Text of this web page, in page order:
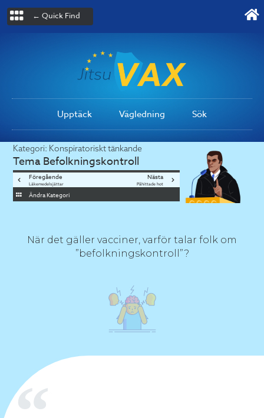
← Quick Find
Upptäck Vägledning Sök
Kategori: Konspiratoriskt tänkande
TemaBefolkningskontroll
Föregående
Läkemedelsjättar
Nästa
Påhittade hot
Ändra Kategori
När det gäller vacciner, varför talar folk om
”befolkningskontroll”?